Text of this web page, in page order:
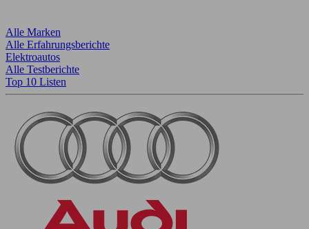
Alle Marken
Alle Erfahrungsberichte
Elektroautos
Alle Testberichte
Top 10 Listen